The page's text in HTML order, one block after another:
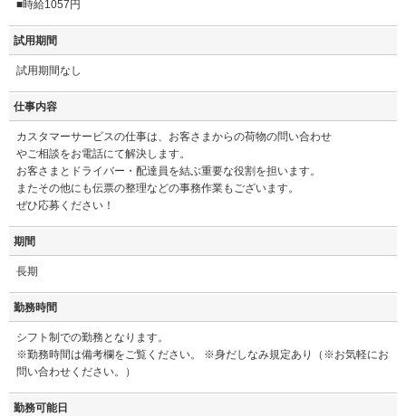
■時給1057円
試用期間
試用期間なし
仕事内容
カスタマーサービスの仕事は、お客さまからの荷物の問い合わせ
やご相談をお電話にて解決します。
お客さまとドライバー・配達員を結ぶ重要な役割を担います。
またその他にも伝票の整理などの事務作業もございます。
ぜひ応募ください！
期間
長期
勤務時間
シフト制での勤務となります。
※勤務時間は備考欄をご覧ください。 ※身だしなみ規定あり（※お気軽にお
問い合わせください。）
勤務可能日